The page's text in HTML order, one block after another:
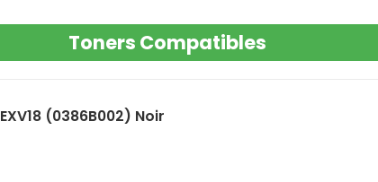
Toners Compatibles
(0386B002) Noir